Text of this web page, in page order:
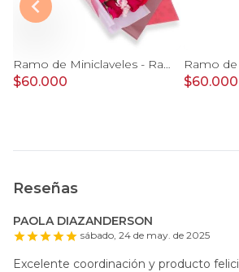
Ramo de Miniclaveles - Ramo de flores extendido con miniclaveles y rosas rojas
$60.000 $60.000
Reseñas
PAOLA DIAZANDERSON
sábado, 24 de may. de 2025
Excelente coordinación y producto